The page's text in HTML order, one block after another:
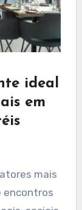
ideal
em
mais
encontros